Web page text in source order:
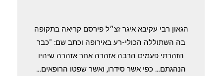
הגאון רבי עקיבא איגר זצ״ל פירסם קריאה בתקופה
בה השתוללה הכולי-רע באירופה וכתב שם: "כבר
הזהרתי פעמים הרבה אזהרה אחר אזהרה שיהיו
הנהגתם… כפי אשר סידרו, ואשר שפטו הרופאים…